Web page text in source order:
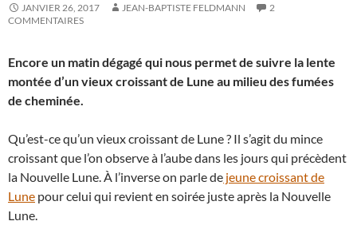
JANVIER 26, 2017 JEAN-BAPTISTE FELDMANN
2
COMMENTAIRES
Encore un matin dégagé qui nous permet de suivre la lente
montée d’un vieux croissant de Lune au milieu des fumées
de cheminée.
Qu’est-ce qu’un vieux croissant de Lune ? Il s’agit du mince
croissant que l’on observe à l’aube dans les jours qui précèdent
la Nouvelle Lune. À l’inverse on parle de jeune croissant de
Lune pour celui qui revient en soirée juste après la Nouvelle
Lune.